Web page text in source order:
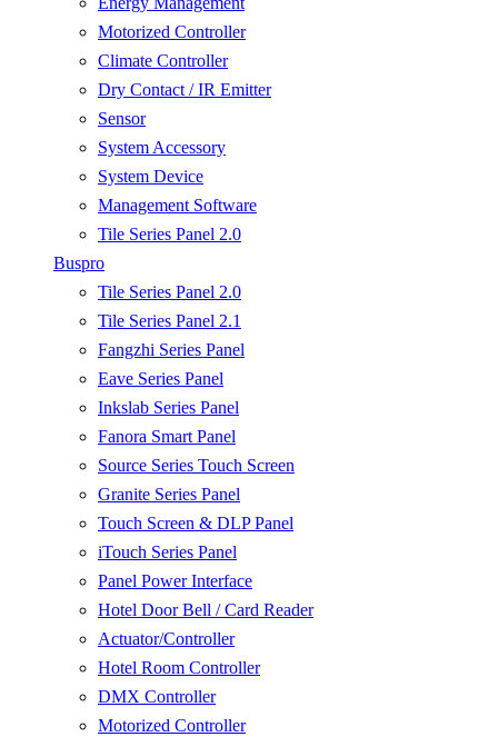
Motorized Controller
Climate Controller
Dry Contact / IR Emitter
Sensor
System Accessory
System Device
Management Software
Tile Series Panel 2.0
Buspro
Tile Series Panel 2.0
Tile Series Panel 2.1
Fangzhi Series Panel
Eave Series Panel
Inkslab Series Panel
Fanora Smart Panel
Source Series Touch Screen
Granite Series Panel
Touch Screen & DLP Panel
iTouch Series Panel
Panel Power Interface
Hotel Door Bell / Card Reader
Actuator/Controller
Hotel Room Controller
DMX Controller
Motorized Controller